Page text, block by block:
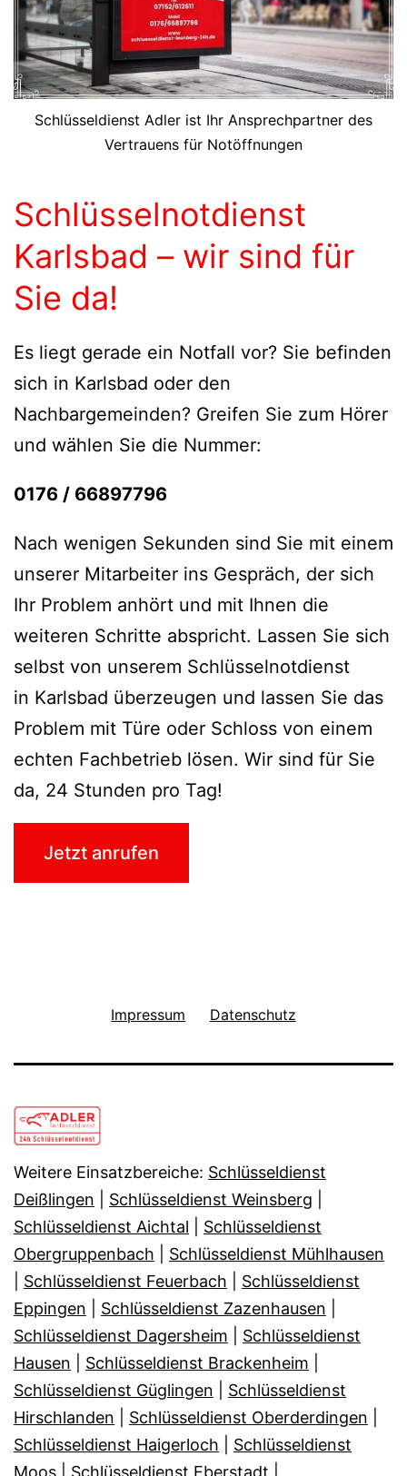
Schlüsseldienst Adler ist Ihr Ansprechpartner des
Vertrauens für Notöffnungen
Schlüsselnotdienst
Karlsbad – wir sind für
Sie da!
Es liegt gerade ein Notfall vor? Sie befinden
sich in Karlsbad oder den
Nachbargemeinden? Greifen Sie zum Hörer
und wählen Sie die Nummer:
0176 / 66897796
Nach wenigen Sekunden sind Sie mit einem
unserer Mitarbeiter ins Gespräch, der sich
Ihr Problem anhört und mit Ihnen die
weiteren Schritte abspricht. Lassen Sie sich
selbst von unserem Schlüsselnotdienst
in Karlsbad überzeugen und lassen Sie das
Problem mit Türe oder Schloss von einem
echten Fachbetrieb lösen. Wir sind für Sie
da, 24 Stunden pro Tag!
Jetzt anrufen
Impressum Datenschutz
Weitere Einsatzbereiche: Schlüsseldienst
Deißlingen
Schlüsseldienst Weinsberg
Schlüsseldienst Aichtal
Schlüsseldienst
Obergruppenbach
Schlüsseldienst Mühlhausen
Schlüsseldienst Feuerbach
Schlüsseldienst
Eppingen
Schlüsseldienst Zazenhausen
Schlüsseldienst Dagersheim
Schlüsseldienst
Hausen
Schlüsseldienst Brackenheim
Schlüsseldienst Güglingen
Schlüsseldienst
Hirschlanden
Schlüsseldienst Oberderdingen
Schlüsseldienst Haigerloch
Schlüsseldienst
Moos
Schlüsseldienst Eberstadt